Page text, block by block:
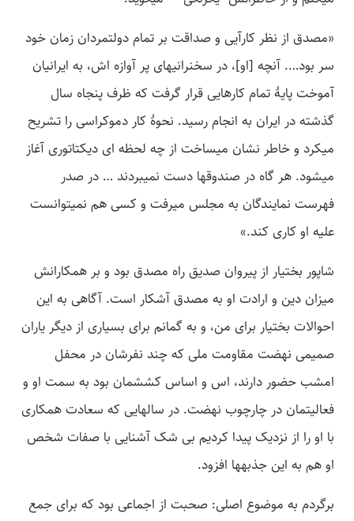
«مصدق از نظر کارآیی و صداقت بر تمام دولتمردان زمان خود
سر بود…. آنچه [او]، در سخنرانی­های پر آوازه ­اش، به ایرانیان
آموخت پایۀ تمام کارهایی قرار گرفت که ظرف پنجاه سال
گذشته در ایران به انجام رسید. نحوۀ کار دموکراسی را تشریح
می­کرد و خاطر نشان می­ساخت از چه لحظه­ ای دیکتاتوری آغاز
می­شود. هر گاه در صندوق­ها دست نمی­بردند … در صدر
فهرست نمایندگان به مجلس می­رفت و کسی هم نمی­توانست
علیه او کاری کند.»
شاپور بختیار از پیروان صدیق راه مصدق بود و بر همکارانش
میزان دین و ارادت او به مصدق آشکار است. آگاهی به این
احوالات بختیار برای من، و به گمانم برای بسیاری از دیگر یاران
صمیمی نهضت مقاومت ملی که چند نفرشان در محفل
امشب حضور دارند، اس و اساس کششمان بود به سمت او و
فعالیتمان در چارچوب نهضت. در سال­هایی که سعادت همکاری
با او را از نزدیک پیدا کردیم بی شک آشنایی با صفات شخص
او هم به این جذبه­ها افزود.
برگردم به موضوع اصلی: صحبت از اجماعی بود که برای جمع